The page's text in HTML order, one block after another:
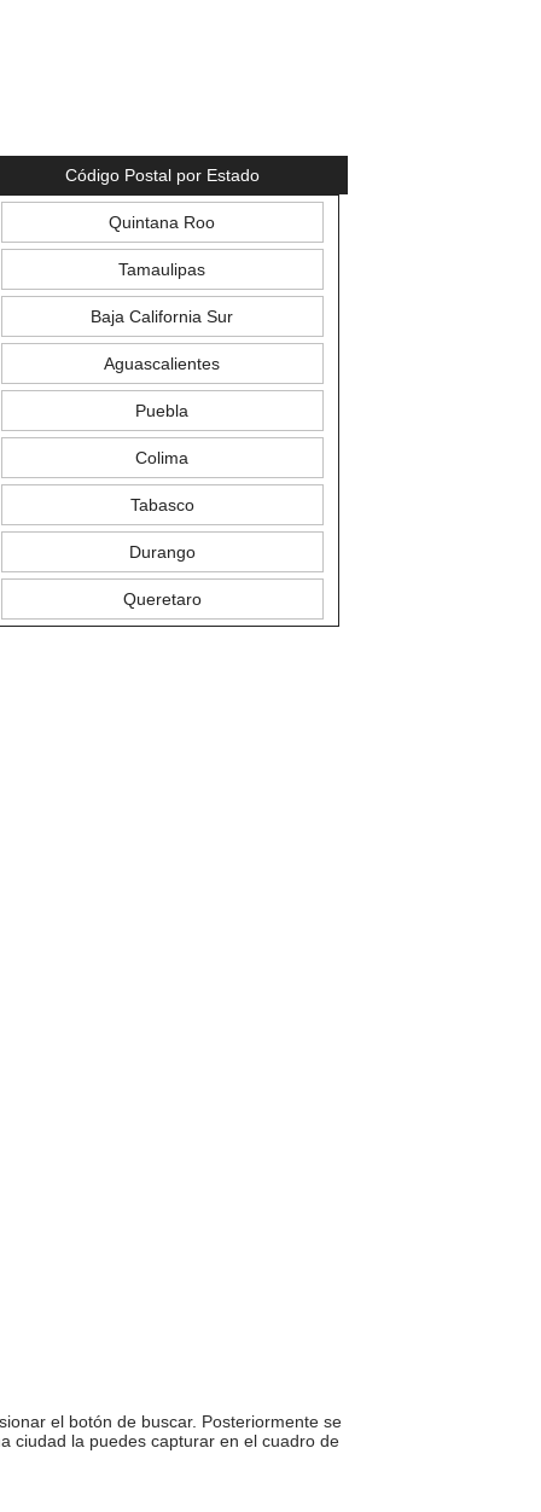
Código Postal por Estado
Quintana Roo
Tamaulipas
Baja California Sur
Aguascalientes
Puebla
Colima
Tabasco
Durango
Queretaro
el botón de buscar. Posteriormente se
ciudad la puedes capturar en el cuadro de